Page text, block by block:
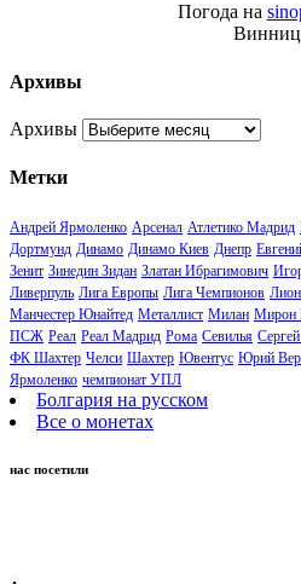
Погода на
Архивы
Архивы
Метки
Андрей Ярмоленко Арсенал Атлетико Мадрид
Дортмунд Динамо Динамо Киев Днепр
Зенит Зинедин Зидан Златан Ибрагимович
Ливерпуль Лига Европы Лига Чемпионов
Манчестер Юнайтед Металлист Милан Мирон
ПСЖ Реал Реал Мадрид Рома Севилья
ФК Шахтер Челси Шахтер Ювентус Юрий
Ярмоленко чемпионат УПЛ
Болгария на русском
Все о монетах
нас посетили